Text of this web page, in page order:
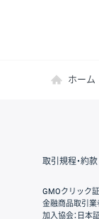
ホーム
取引規程・約款
GMOクリック
金融商品取引業
加入協会：日本